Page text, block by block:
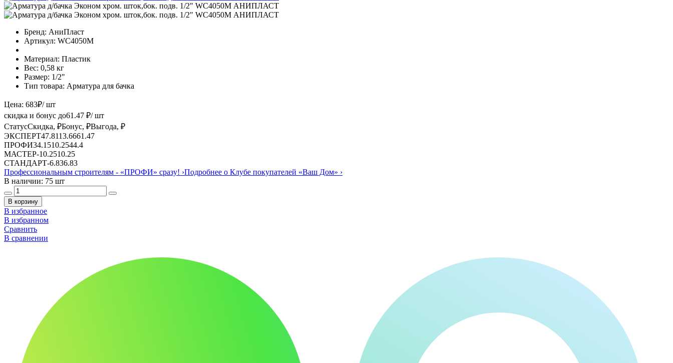
Бренд: АниПласт
Артикул: WC4050M
Материал: Пластик
Вес: 0,58 кг
Размер: 1/2"
Тип товара: Арматура для бачка
Цена: 683₽/ шт
скидка и бонус до61.47 ₽/ шт
СтатусСкидка, ₽Бонус, ₽Выгода, ₽
ЭКСПЕРТ47.8113.6661.47
ПРОФИ34.1510.2544.4
МАСТЕР-10.2510.25
СТАНДАРТ-6.836.83
Профессиональным строителям - «ПРОФИ» сразу! ›Подробнее о Клубе покупателей «Ваш Дом» ›
В наличии: 75 шт
В корзину
В избранное
В избранном
Сравнить
В сравнении